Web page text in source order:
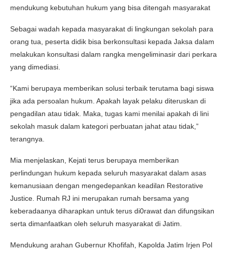
mendukung kebutuhan hukum yang bisa ditengah masyarakat
Sebagai wadah kepada masyarakat di lingkungan sekolah para
orang tua, peserta didik bisa berkonsultasi kepada Jaksa dalam
melakukan konsultasi dalam rangka mengeliminasir dari perkara
yang dimediasi.
“Kami berupaya memberikan solusi terbaik terutama bagi siswa
jika ada persoalan hukum. Apakah layak pelaku diteruskan di
pengadilan atau tidak. Maka, tugas kami menilai apakah di lini
sekolah masuk dalam kategori perbuatan jahat atau tidak,”
terangnya.
Mia menjelaskan, Kejati terus berupaya memberikan
perlindungan hukum kepada seluruh masyarakat dalam asas
kemanusiaan dengan mengedepankan keadilan Restorative
Justice. Rumah RJ ini merupakan rumah bersama yang
keberadaanya diharapkan untuk terus di0rawat dan difungsikan
serta dimanfaatkan oleh seluruh masyarakat di Jatim.
Mendukung arahan Gubernur Khofifah, Kapolda Jatim Irjen Pol